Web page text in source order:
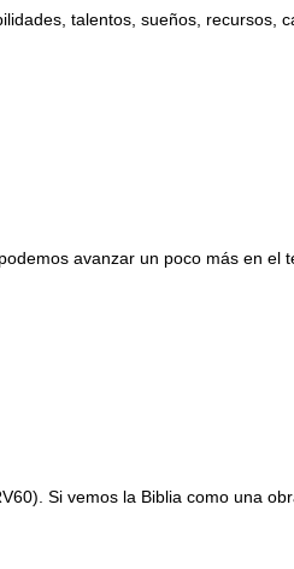
talentos, sueños, recursos,
avanzar un poco más en el
Si vemos la Biblia como una